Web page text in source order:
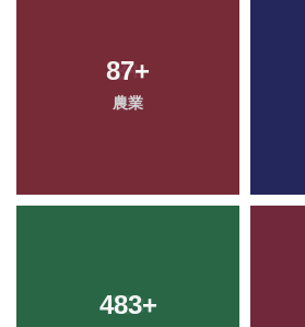
87+
農業
483+